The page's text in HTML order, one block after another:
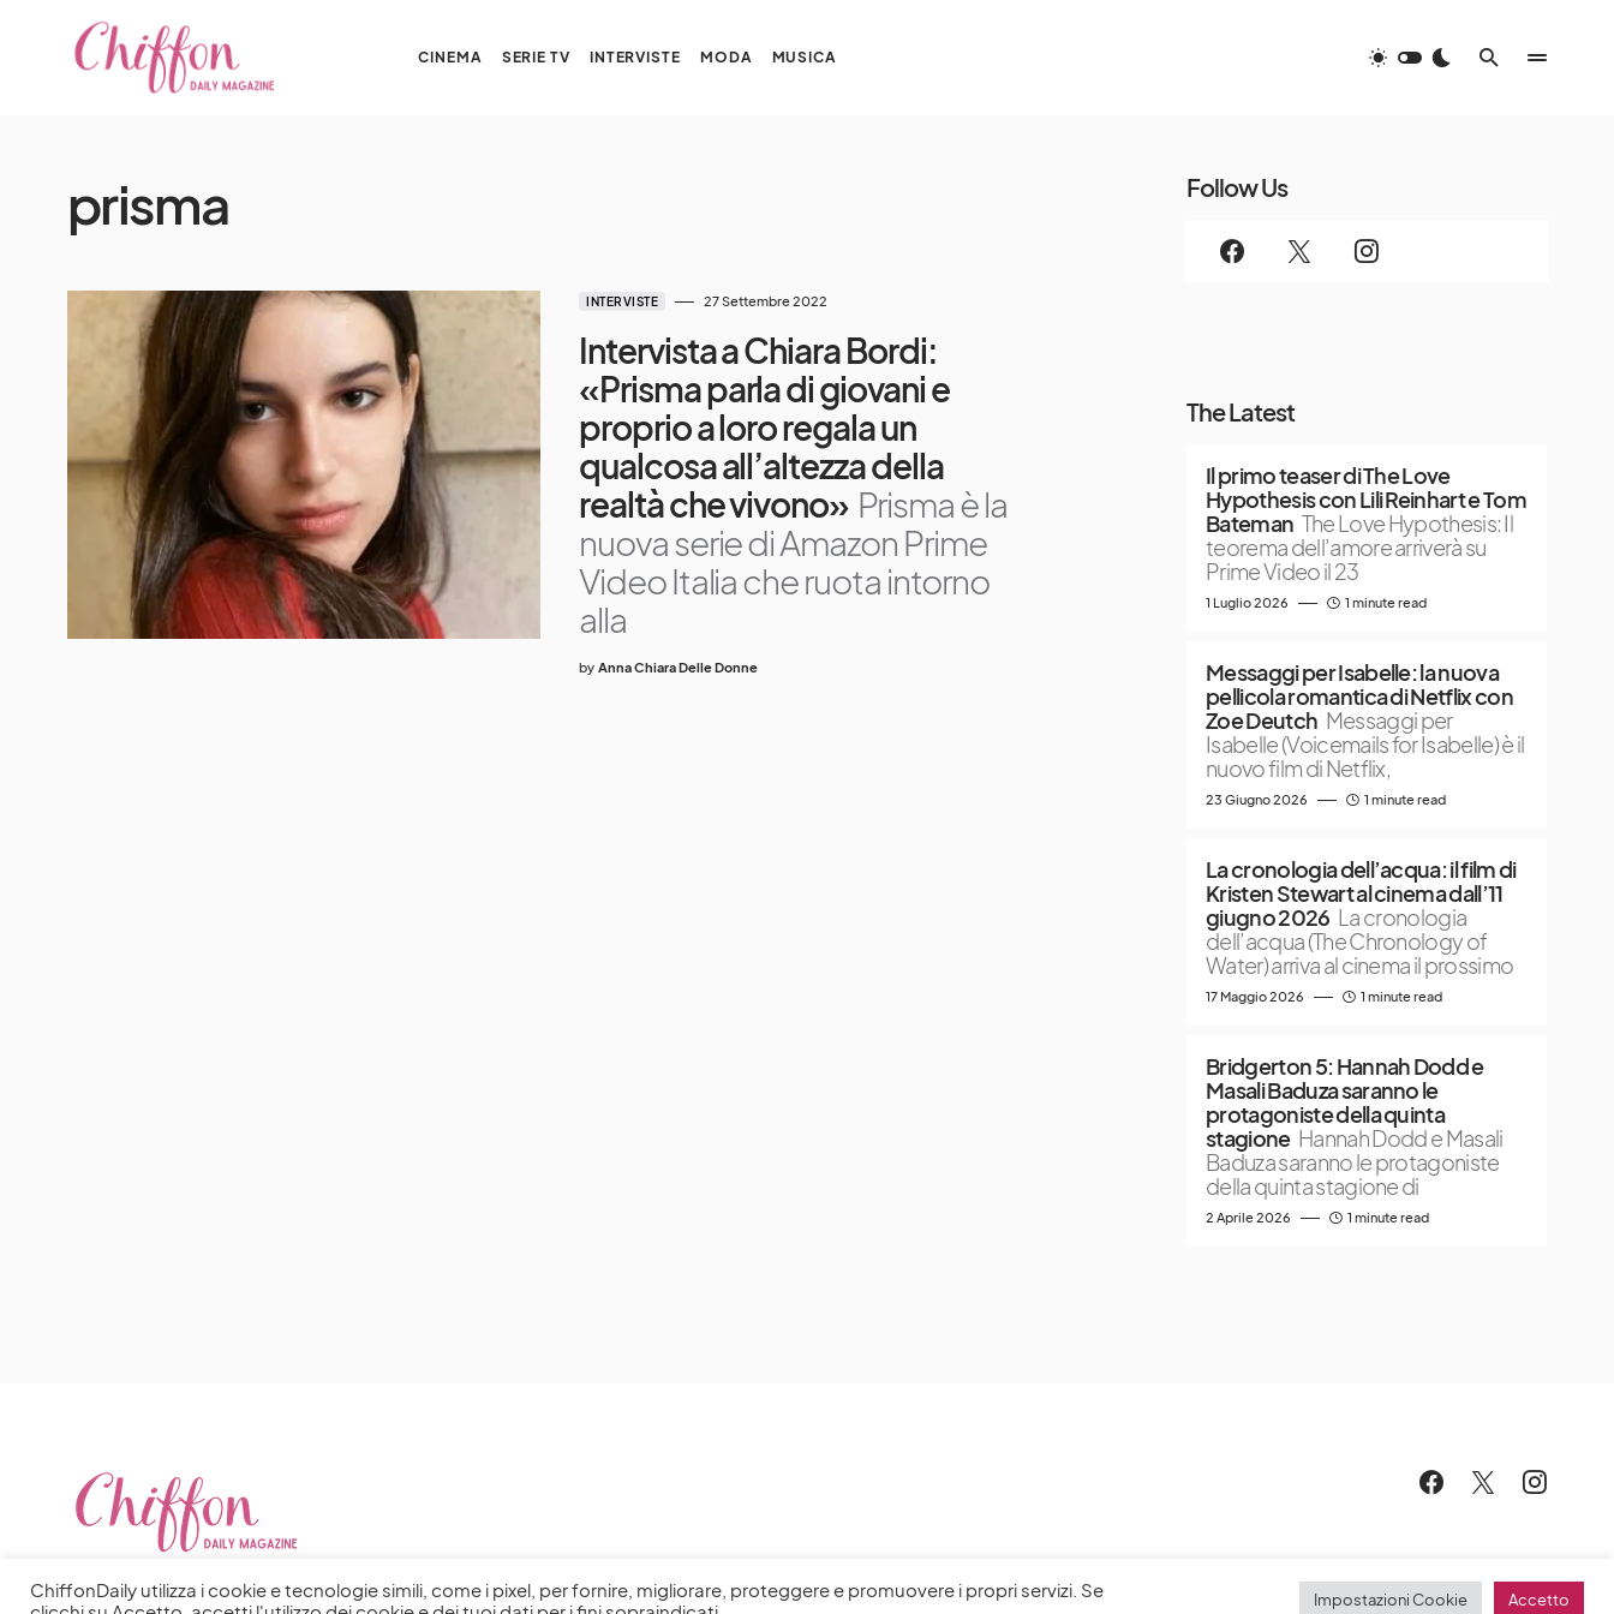
CINEMA SERIE TV INTERVISTE MODA MUSICA
prisma
INTERVISTE 27 Settembre 2022
Intervista a Chiara Bordi:
«Prisma parla di giovani e
proprio a loro regala un
qualcosa all’altezza della
realtà che vivono» Prisma è la
nuova serie di Amazon Prime
Video Italia che ruota intorno
alla
by Anna Chiara Delle Donne
Follow Us
The Latest
Il primo teaser di The Love
Hypothesis con Lili Reinhart e Tom
Bateman The Love Hypothesis: Il
teorema dell’amore arriverà su
Prime Video il 23
1 Luglio 2026 1 minute read
Messaggi per Isabelle: la nuova
pellicola romantica di Netflix con
Zoe Deutch Messaggi per
Isabelle (Voicemails for Isabelle) è il
nuovo film di Netflix,
23 Giugno 2026 1 minute read
La cronologia dell’acqua: il film di
Kristen Stewart al cinema dall’11
giugno 2026 La cronologia
dell’acqua (The Chronology of
Water) arriva al cinema il prossimo
17 Maggio 2026 1 minute read
Bridgerton 5: Hannah Dodd e
Masali Baduza saranno le
protagoniste della quinta
stagione Hannah Dodd e Masali
Baduza saranno le protagoniste
della quinta stagione di
2 Aprile 2026 1 minute read
ChiffonDaily utilizza i cookie e tecnologie simili, come i pixel, per fornire, migliorare, proteggere e promuovere i propri servizi. Se
Impostazioni Cookie Accetto